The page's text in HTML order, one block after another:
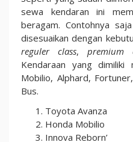
sewa kendaran ini
beragam. Contohnya
disesuaikan dengan
reguler class, premium
Kendaraan yang dimiliki
Mobilio, Alphard,
Bus.
Toyota Avanza
Honda Mobilio
Innova Reborn’